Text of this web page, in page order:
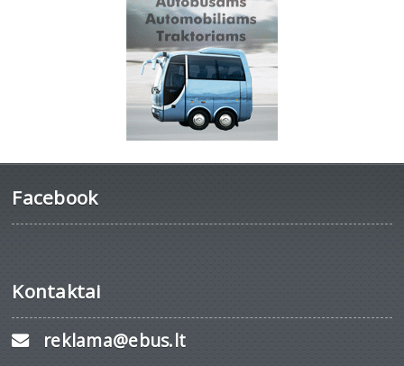
Facebook
Kontaktai
reklama@ebus.lt